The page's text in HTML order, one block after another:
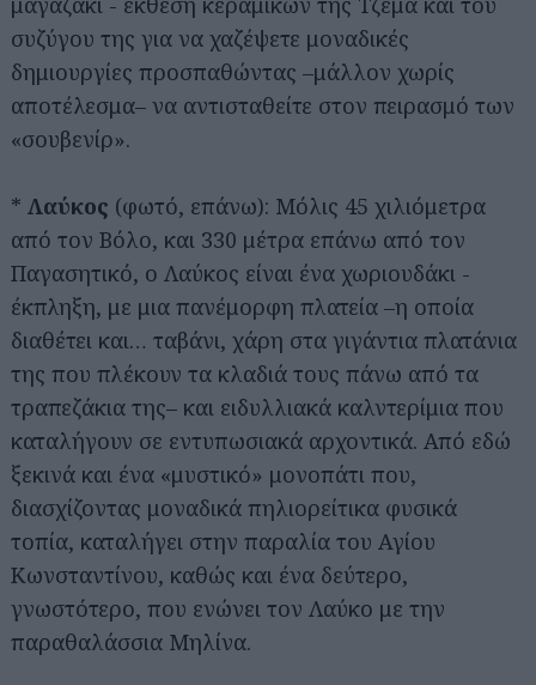
συζύγου της για να χαζέψετε μοναδικές
δημιουργίες προσπαθώντας –μάλλον χωρίς
αποτέλεσμα– να αντισταθείτε στον πειρασμό των
«σουβενίρ».
* Λαύκος (φωτό, επάνω): Μόλις 45 χιλιόμετρα
από τον Βόλο, και 330 μέτρα επάνω από τον
Παγασητικό, ο Λαύκος είναι ένα χωριουδάκι -
έκπληξη, με μια πανέμορφη πλατεία –η οποία
διαθέτει και… ταβάνι, χάρη στα γιγάντια πλατάνια
της που πλέκουν τα κλαδιά τους πάνω από τα
τραπεζάκια της– και ειδυλλιακά καλντερίμια που
καταλήγουν σε εντυπωσιακά αρχοντικά. Από εδώ
ξεκινά και ένα «μυστικό» μονοπάτι που,
διασχίζοντας μοναδικά πηλιορείτικα φυσικά
τοπία, καταλήγει στην παραλία του Αγίου
Κωνσταντίνου, καθώς και ένα δεύτερο,
γνωστότερο, που ενώνει τον Λαύκο με την
παραθαλάσσια Μηλίνα.
Αναζήτηση
για...